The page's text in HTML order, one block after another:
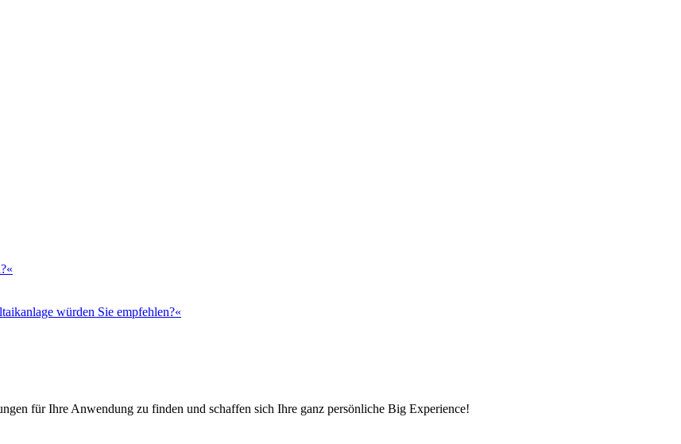
würden Sie empfehlen?«
für Ihre Anwendung zu finden und schaffen sich Ihre ganz persönliche Big Experience!